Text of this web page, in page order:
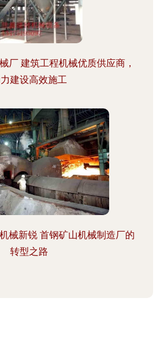
厂 建筑工程机械优质供应商，
建设高效施工
械新锐 首钢矿山机械制造厂的
转型之路